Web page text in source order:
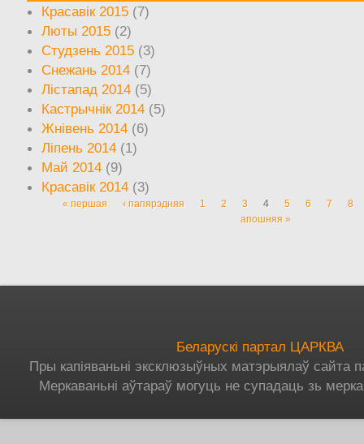
Красавік 2015 (7)
Люты 2015 (2)
Студзень 2015 (3)
Снежань 2014 (7)
Лістапад 2014 (5)
Кастрычнік 2014 (5)
Жнівень 2014 (6)
Ліпень 2014 (1)
Май 2014 (9)
Красавік 2014 (3)
Старонкі
« першая ‹ папярэдняя 1 2 3 4 5 6 7
8
апошняя »
Беларускі партал ЦАРКВА
Пры капіяваньні эксклюзыўных матэрыялаў сайта
Меркаваньні аўтараў могуць не супадаць зь